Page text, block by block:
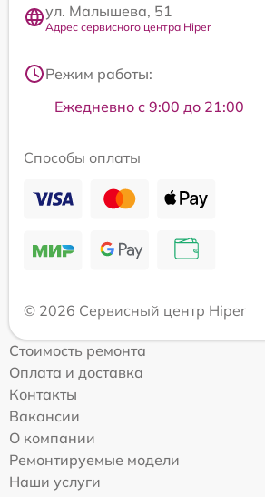
ул. Малышева, 51
Адрес сервисного центра Hiper
Режим работы:
Ежедневно с 9:00 до 21:00
Способы оплаты
© 2026 Сервисный центр Hiper
Стоимость ремонта
Оплата и доставка
Контакты
Вакансии
О компании
Ремонтируемые модели
Наши услуги